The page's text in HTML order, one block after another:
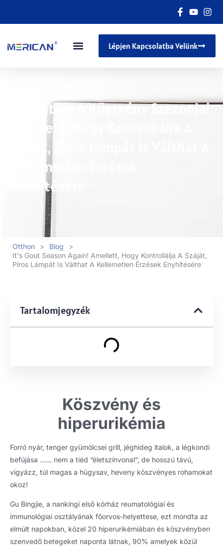
Lépjen Kapcsolatba Velünk
Megint Itt A Köszvény Szezonja!
Amellett, Hogy Kontrollálja A
Száját, Piros Lámpát Is Válthat A
Kellemetlen Érzések
Enyhítésére
Otthon > Blog
>
It's Gout Season Again! Amellett, Hogy Kontrollálja A Száját,
Piros Lámpát Is Válthat A Kellemetlen Érzések Enyhítésére
Tartalomjegyzék
Köszvény és
hiperurikémia
Forró nyár, tenger gyümölcsei grill, jéghideg italok, a légkondi
befújása …… nem a tiéd “életszínvonal”, de hosszú távú,
vigyázz, túl magas a húgysav, heveny köszvényes rohamokat
okoz!
Gu Bingjie, a nankingi első kórház reumatológiai és
immunológiai osztályának főorvos-helyettese, ezt mondta az
elmúlt napokban, közel 20 hiperurikémiában és köszvényben
szenvedő betegeket naponta látnak, 90% amelyek közül